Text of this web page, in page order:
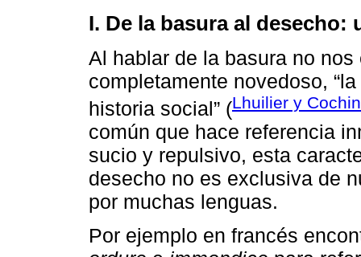
I. De la basura al desecho:
Al hablar de la basura no
completamente novedoso,
historia social” (Lhuilier y
común que hace referencia
sucio y repulsivo, esta
desecho no es exclusiva de
por muchas lenguas.
Por ejemplo en francés